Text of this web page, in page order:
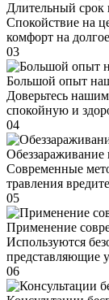
Длительный срок
Спокойствие на
комфорт на
03
Большой опыт
Доверьтесь
спокойную и
04
Современные
травления
05
Применение
Используются
представляющие
06